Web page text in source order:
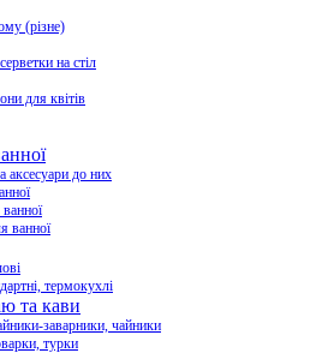
(різне)
на стіл
для квітів
аксесуари до них
ванної
термокухлі
та кави
заварники, чайники
турки